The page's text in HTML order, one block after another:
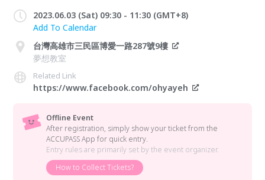
2023.06.03 (Sat) 09:30 - 11:30 (GMT+8)
Add To Calendar
台灣高雄市三民區博愛一路287號9樓
夢想教室
Related Link
https://www.facebook.com/ohyayeh
Offline Event
After registration, simply show your ticket from the
ACCUPASS App for quick entry.
Entry rules are primarily set by the event organizer.
How to Collect Tickets?